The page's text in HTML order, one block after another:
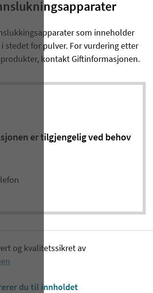
som inneholder
stedet for pulver. For vurdering etter
kontakt Giftinformasjonen.
er tilgjengelig ved behov
og kvalitetssikret av
du til innholdet